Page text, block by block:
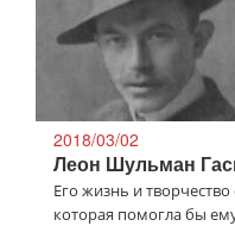
2018/03/02
Леон Шульман
Его жизнь и
которая помогла бы